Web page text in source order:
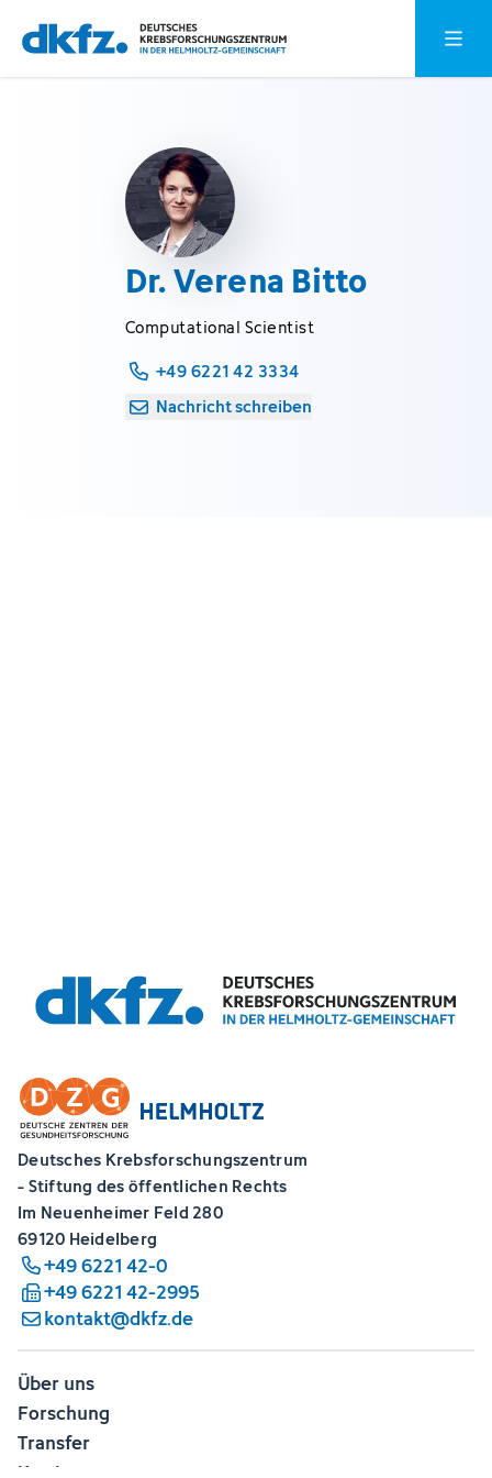
Zum
Hauptinhalt
springen
Zur
Fußzeile
springen
Dr. Verena Bitto
Computational Scientist
+49 6221 42 3334
Nachricht schreiben
Deutsches Krebsforschungszentrum
- Stiftung des öffentlichen Rechts
Im Neuenheimer Feld 280
69120 Heidelberg
+49 6221 42-0
+49 6221 42-2995
kontakt@dkfz.de
Über uns
Forschung
Transfer